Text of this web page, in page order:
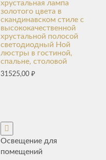
хрустальная лампа
золотого цвета в
скандинавском стиле с
высококачественной
хрустальной полосой
светодиодный Ной
люстры в гостиной,
спальне, столовой
31525,00₽
Освещение для
помещений